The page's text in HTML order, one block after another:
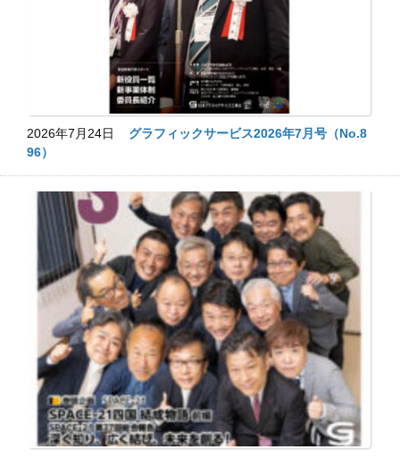
2026年7月24日 グラフィックサービス2026年7月号（No.8
96）